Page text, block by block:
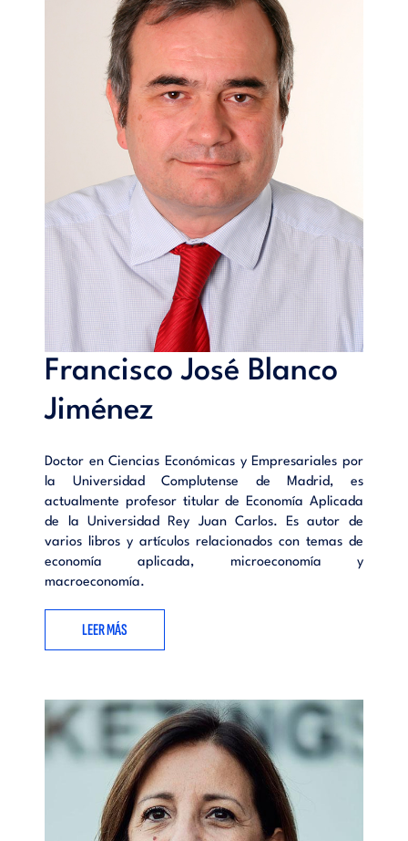
Francisco José Blanco
Jiménez
Doctor en Ciencias Económicas y Empresariales por
la Universidad Complutense de Madrid, es
actualmente profesor titular de Economía Aplicada
de la Universidad Rey Juan Carlos. Es autor de
varios libros y artículos relacionados con temas de
economía aplicada, microeconomía y
macroeconomía.
LEER MÁS